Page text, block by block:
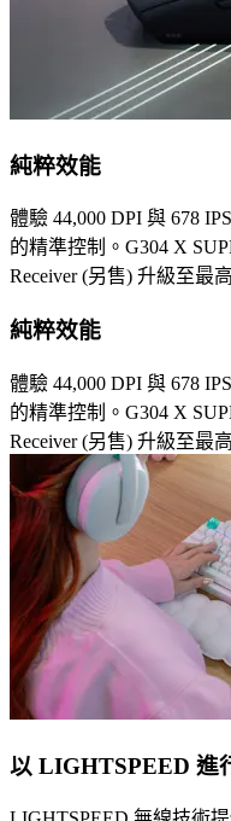
純粹效能
體驗 44,000 DPI 與 678
的精準控制。G304 X
Receiver (另售) 升級至最
純粹效能
體驗 44,000 DPI 與 678
的精準控制。G304 X
Receiver (另售) 升級至最
以 LIGHTSPEED 進